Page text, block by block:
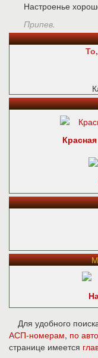
Настроенье
Припев.
Для удобного
АСП-номерам, по
странице имеется